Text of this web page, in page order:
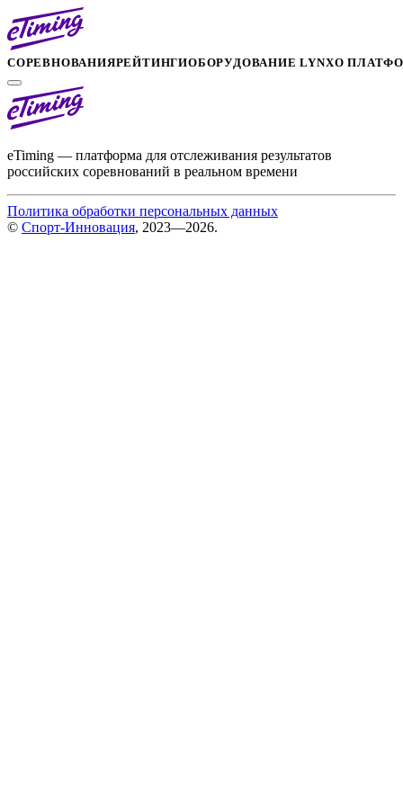
СОРЕВНОВАНИЯРЕЙТИНГИОБОРУДОВАНИЕ LYNXО
eTiming — платформа для отслеживания результатов
российских соревнований в реальном времени
Политика обработки персональных данных
© Спорт-Инновация, 2023—2026.